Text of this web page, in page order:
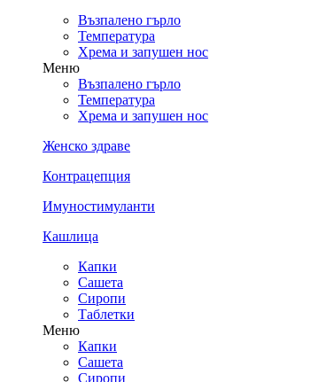
Възпалено гърло
Температура
Хрема и запушен нос
Меню
Възпалено гърло
Температура
Хрема и запушен нос
Женско здраве
Контрацепция
Имуностимуланти
Кашлица
Капки
Сашета
Сиропи
Таблетки
Меню
Капки
Сашета
Сиропи